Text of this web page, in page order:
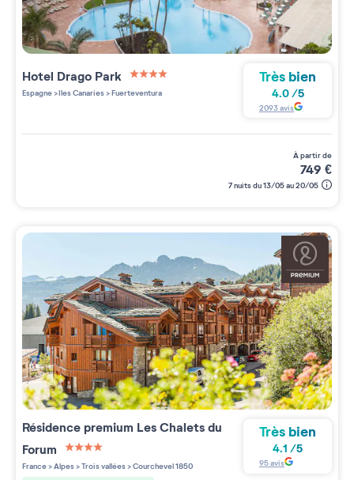
Hotel Drago Park
4 étoiles sur 5
Espagne>Iles Canaries>Fuerteventura
Très bien
4.0 /5
2093avis
à partir de
749 €
7 nuits du 13/05 au 20/05
Résidence premium Les Chalets du
Forum
4 étoiles sur 5
France>Alpes>Trois vallées>Courchevel 1850
Très bien
4.1 /5
95avis